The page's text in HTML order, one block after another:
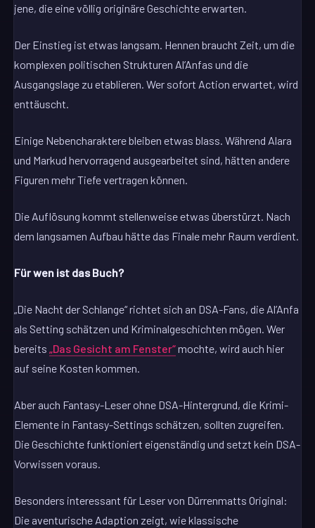
jene, die eine völlig originäre Geschichte erwarten.
Der Einstieg ist etwas langsam. Hennen braucht Zeit, um die
komplexen politischen Strukturen Al’Anfas und die
Ausgangslage zu etablieren. Wer sofort Action erwartet, wird
enttäuscht.
Einige Nebencharaktere bleiben etwas blass. Während Alara
und Markud hervorragend ausgearbeitet sind, hätten andere
Figuren mehr Tiefe vertragen können.
Die Auflösung kommt stellenweise etwas überstürzt. Nach
dem langsamen Aufbau hätte das Finale mehr Raum verdient.
Für wen ist das Buch?
„Die Nacht der Schlange“ richtet sich an DSA-Fans, die Al’Anfa
als Setting schätzen und Kriminalgeschichten mögen. Wer
bereits„Das Gesicht am Fenster“mochte, wird auch hier
auf seine Kosten kommen.
Aber auch Fantasy-Leser ohne DSA-Hintergrund, die Krimi-
Elemente in Fantasy-Settings schätzen, sollten zugreifen.
Die Geschichte funktioniert eigenständig und setzt kein DSA-
Vorwissen voraus.
Besonders interessant für Leser von Dürrenmatts Original:
Die aventurische Adaption zeigt, wie klassische